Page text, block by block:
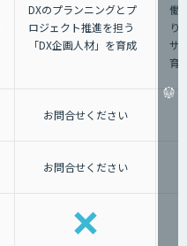
DXのプランニングとプ
ロジェクト推進を担う
「DX企画人材」を育成
働
り
サ
育
お問合せください
お問合せください